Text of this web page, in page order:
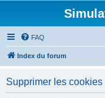
FAQ
Index du forum
Supprimer les cookies